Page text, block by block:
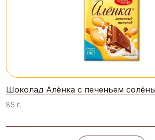
Шоколад Алёнка с печеньем
85 г.
Показать еще